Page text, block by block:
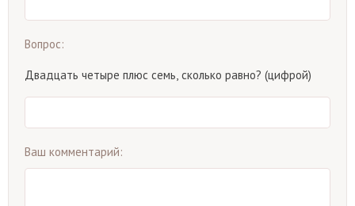
Вопрос:
Двадцать четыре плюс семь, сколько равно? (цифрой)
Ваш комментарий: